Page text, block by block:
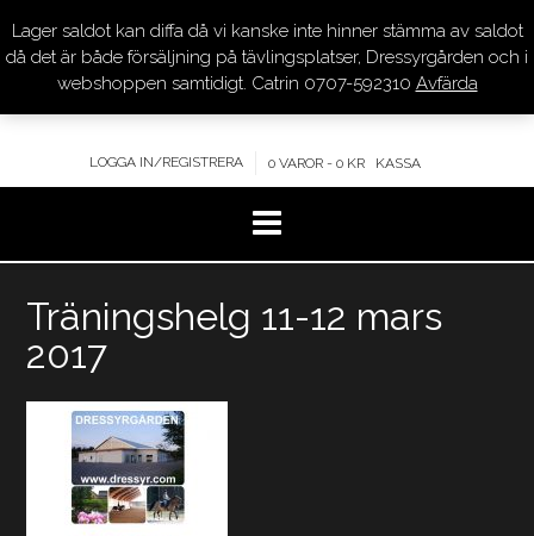
innehåll
DRESSYR.COM
KVALITET – KOMPETENS – SERVICE
LOGGA IN/REGISTRERA 0 VAROR - 0 KR KASSA
Träningshelg 11-12 mars
2017
Lager saldot kan diffa då vi kanske inte hinner stämma av saldot
då det är både försäljning på tävlingsplatser, Dressyrgården och i
webshoppen samtidigt. Catrin 0707-592310 Avfärda